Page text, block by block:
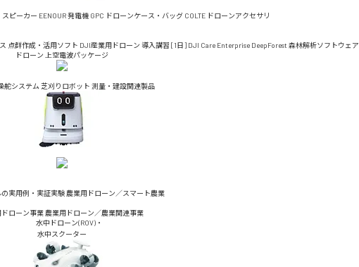
スピーカー EENOUR 発電機 GPC ドローンケース・バッグ COLTE ドローンアクセサリ
点群作成・活用ソフト DJI産業用ドローン 導入講習 [1日] DJI Care Enterprise DeepForest 森林解析ソフトウェア
ドローン 上空電波パッケージ
舵システム 芝刈りロボット 測量・建設関連製品
実用例・実証実験農業用ドローン／スマート農業
ローン事業農業用ドローン／農業関連事業
水中ドローン(ROV)・
水中スクーター